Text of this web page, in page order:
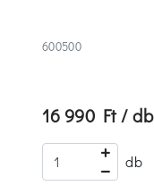
600500
16 990 Ft / db
db